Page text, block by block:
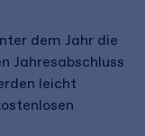
dem Jahr die
Jahresabschluss
leicht